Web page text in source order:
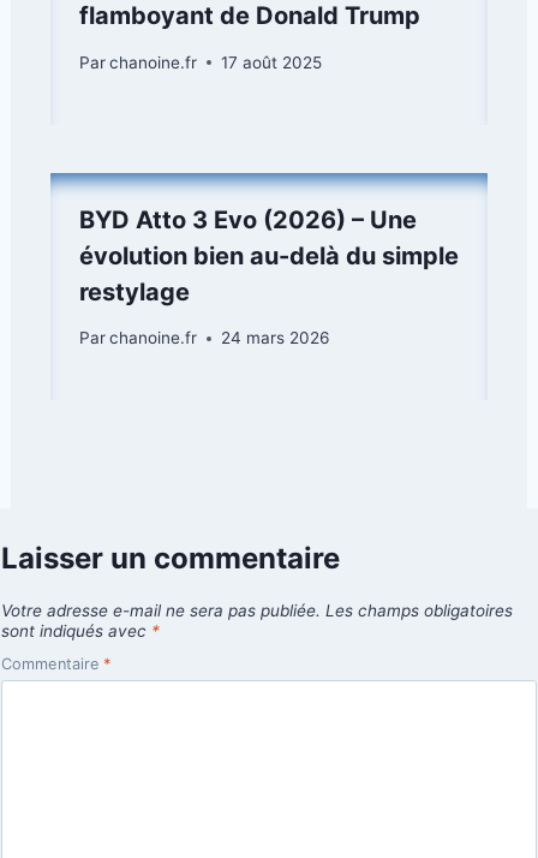
flamboyant de Donald Trump
Parchanoine.fr 17 août 2025
BYD Atto 3 Evo (2026) – Une
évolution bien au-delà du simple
restylage
Parchanoine.fr 24 mars 2026
Laisser un commentaire
Votre adresse e-mail ne sera pas publiée. Les champs obligatoires
sont indiqués avec *
Commentaire *